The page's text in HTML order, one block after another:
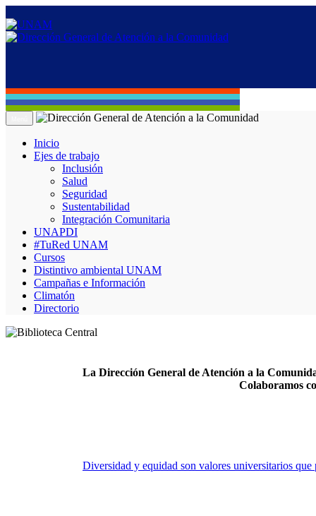
Inicio
Ejes de trabajo
Inclusión
Salud
Seguridad
Sustentabilidad
Integración Comunitaria
UNAPDI
#TuRed UNAM
Cursos
Distintivo ambiental UNAM
Campañas e Información
Climatón
Directorio
La Dirección General de Atención a la
Colaboramos
Diversidad y equidad son valores universitarios que